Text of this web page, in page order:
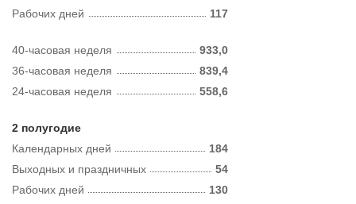
Рабочих дней 117
40-часовая неделя
933,0
36-часовая неделя
839,4
24-часовая неделя
558,6
2 полугодие
Календарных дней
184
Рабочих дней 130
Выходных и праздничных 54